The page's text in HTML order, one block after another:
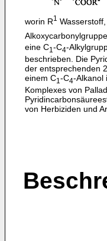
worin R1
eine C1-C4-
beschrieben. Die
der entsprechenden
einem C1-C4-Alkanol
Komplexes von
von Herbiziden und